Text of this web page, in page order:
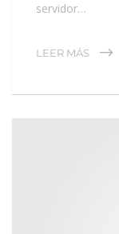
servidor…
LEER MÁS